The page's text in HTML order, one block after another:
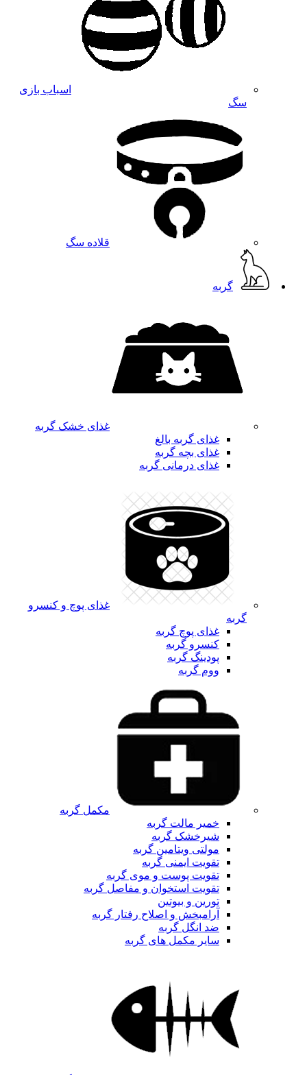
اسباب بازی
سگ
قلاده سگ
گربه
غذای خشک گربه
غذای گربه بالغ
غذای بچه گربه
غذای درمانی گربه
غذای پوچ و کنسرو
گربه
غذای پوچ گربه
کنسرو گربه
پودینگ گربه
ووم گربه
مکمل گربه
خمیر مالت گربه
شیرخشک گربه
مولتی ویتامین گربه
تقویت ایمنی گربه
تقویت پوست و موی گربه
تقویت استخوان و مفاصل گربه
تورین و بیوتین
آرامبخش و اصلاح رفتار گربه
ضد انگل گربه
سایر مکمل های گربه